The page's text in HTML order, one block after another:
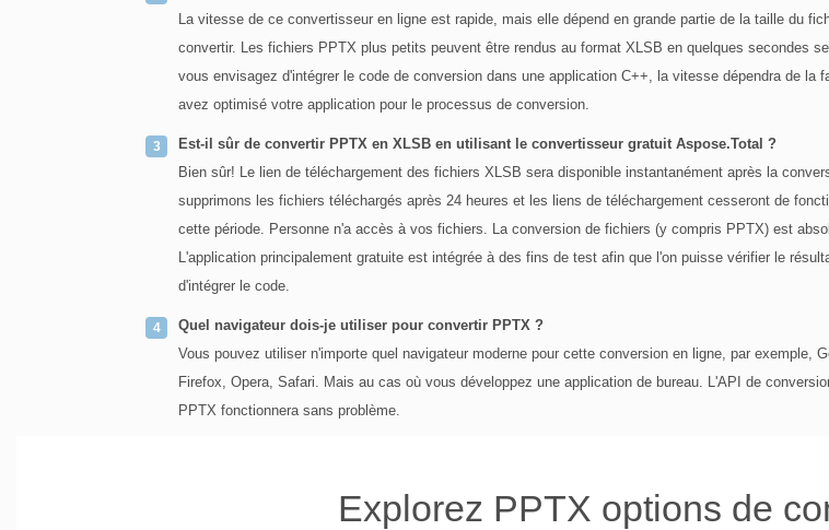
La vitesse de ce convertisseur en ligne est rapide, mais elle dépend en grande partie de la taille du
convertir. Les fichiers PPTX plus petits peuvent être rendus au format XLSB en quelques secondes
vous envisagez d'intégrer le code de conversion dans une application C++, la vitesse dépendra de la
avez optimisé votre application pour le processus de conversion.
Est-il sûr de convertir PPTX en XLSB en utilisant le convertisseur gratuit Aspose.Total ?
Bien sûr! Le lien de téléchargement des fichiers XLSB sera disponible instantanément après la
supprimons les fichiers téléchargés après 24 heures et les liens de téléchargement cesseront de
cette période. Personne n'a accès à vos fichiers. La conversion de fichiers (y compris PPTX) est
L'application principalement gratuite est intégrée à des fins de test afin que l'on puisse vérifier le
d'intégrer le code.
Quel navigateur dois-je utiliser pour convertir PPTX ?
Vous pouvez utiliser n'importe quel navigateur moderne pour cette conversion en ligne, par exemple,
Firefox, Opera, Safari. Mais au cas où vous développez une application de bureau. L'API de
PPTX fonctionnera sans problème.
Explorez PPTX options de